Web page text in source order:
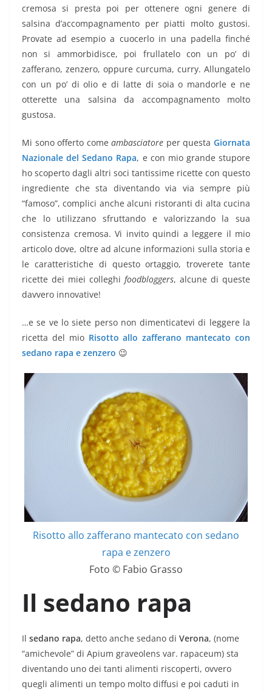
cremosa si presta poi per ottenere ogni genere di
salsina d’accompagnamento per piatti molto gustosi.
Provate ad esempio a cuocerlo in una padella finché
non si ammorbidisce, poi frullatelo con un po’ di
zafferano, zenzero, oppure curcuma, curry. Allungatelo
con un po’ di olio e di latte di soia o mandorle e ne
otterette una salsina da accompagnamento molto
gustosa.
Mi sono offerto comeambasciatore per questaGiornata
Nazionale del Sedano Rapa, e con mio grande stupore
ho scoperto dagli altri soci tantissime ricette con questo
ingrediente che sta diventando via via sempre più
“famoso”, complici anche alcuni ristoranti di alta cucina
che lo utilizzano sfruttando e valorizzando la sua
consistenza cremosa. Vi invito quindi a leggere il mio
articolo dove, oltre ad alcune informazioni sulla storia e
le caratteristiche di questo ortaggio, troverete tante
ricette dei miei colleghi foodbloggers, alcune di queste
davvero innovative!
…e se ve lo siete perso non dimenticatevi di leggere la
ricetta del mio Risotto allo zafferano mantecato con
sedano rapa e zenzero 😉
Risotto allo zafferano mantecato con sedano
rapa e zenzero
Foto © Fabio Grasso
Il sedano rapa
Il sedano rapa, detto anche sedano di Verona, (nome
“amichevole” di Apium graveolens var. rapaceum) sta
diventando uno dei tanti alimenti riscoperti, ovvero
quegli alimenti un tempo molto diffusi e poi caduti in